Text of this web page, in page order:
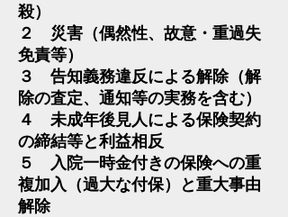
殺）
２ 災害（偶然性、故意・重過失
免責等）
３ 告知義務違反による解除（解
除の査定、通知等の実務を含む）
４ 未成年後見人による保険契約
の締結等と利益相反
５ 入院一時金付きの保険への重
複加入（過大な付保）と重大事由
解除